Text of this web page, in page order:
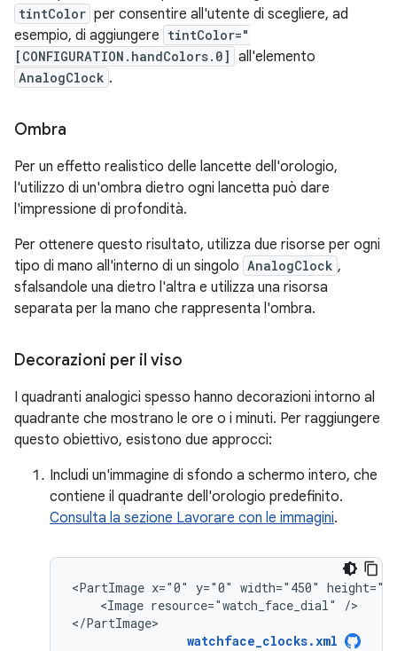
tintColor per consentire all'utente di scegliere, ad
esempio, di aggiungere tintColor="
[CONFIGURATION.handColors.0] all'elemento
AnalogClock .
Ombra
Per un effetto realistico delle lancette dell'orologio,
l'utilizzo di un'ombra dietro ogni lancetta può dare
l'impressione di profondità.
Per ottenere questo risultato, utilizza due risorse per ogni
tipo di mano all'interno di un singolo AnalogClock ,
sfalsandole una dietro l'altra e utilizza una risorsa
separata per la mano che rappresenta l'ombra.
Decorazioni per il viso
I quadranti analogici spesso hanno decorazioni intorno al
quadrante che mostrano le ore o i minuti. Per raggiungere
questo obiettivo, esistono due approcci:
Includi un'immagine di sfondo a schermo intero, che
contiene il quadrante dell'orologio predefinito.
Consulta la sezione Lavorare con le immagini.
<PartImage x="0" y="0" width="450"
<Image resource="watch_face_dial"
/>
</PartImage>
watchface_clocks.xml